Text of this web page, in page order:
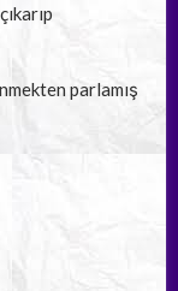
parlamış